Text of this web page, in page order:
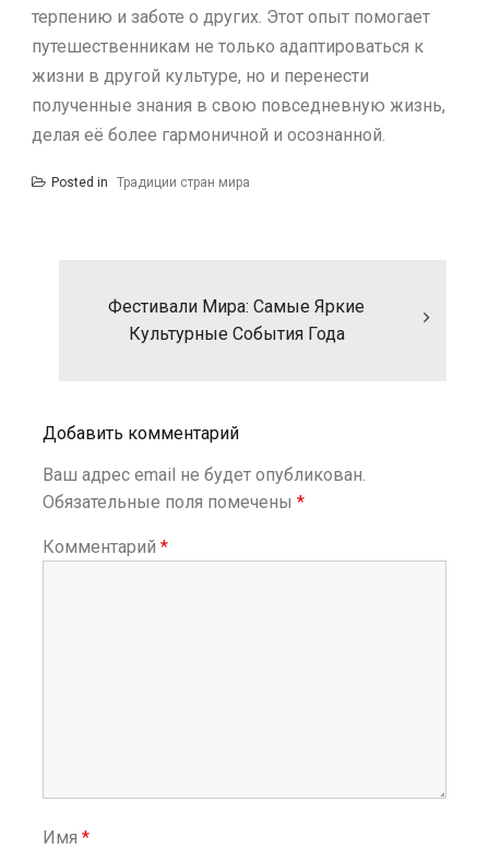
терпению и заботе о других. Этот опыт помогает
путешественникам не только адаптироваться к
жизни в другой культуре, но и перенести
полученные знания в свою повседневную жизнь,
делая её более гармоничной и осознанной.
Posted in Традиции стран мира
и
я
п
о
з
а
п
Фестивали Мира: Самые Яркие
Культурные События Года
Добавить комментарий
Ваш адрес email не будет опубликован.
Обязательные поля помечены *
Комментарий *
Имя *